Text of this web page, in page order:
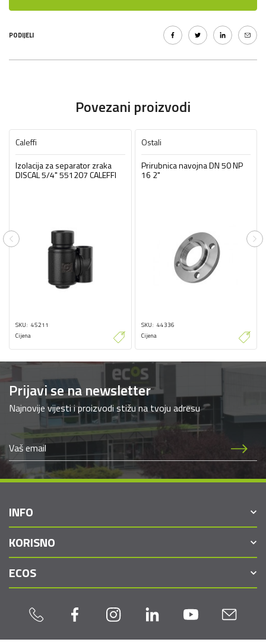
PODIJELI
Povezani proizvodi
Caleffi
Izolacija za separator zraka
DISCAL 5/4" 551207 CALEFFI
SKU 45211
Cijena
Ostali
Prirubnica navojna DN 50 NP
16 2"
SKU 44336
Cijena
Previous
Prijavi se na newsletter
Najnovije vijesti i proizvodi stižu na tvoju adresu
INFO
KORISNO
ECOS